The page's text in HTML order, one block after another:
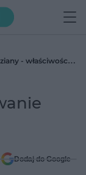
- właściwości i
Dodaj do Google